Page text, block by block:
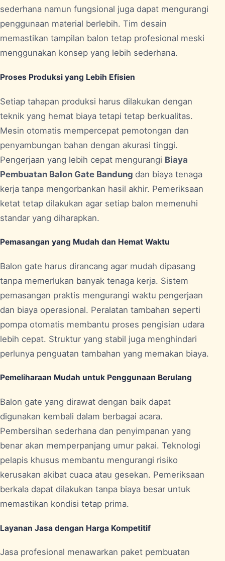
sederhana namun fungsional juga dapat mengurangi
penggunaan material berlebih. Tim desain
memastikan tampilan balon tetap profesional meski
menggunakan konsep yang lebih sederhana.
Proses Produksi yang Lebih Efisien
Setiap tahapan produksi harus dilakukan dengan
teknik yang hemat biaya tetapi tetap berkualitas.
Mesin otomatis mempercepat pemotongan dan
penyambungan bahan dengan akurasi tinggi.
Pengerjaan yang lebih cepat mengurangi Biaya
Pembuatan Balon Gate Bandung dan biaya tenaga
kerja tanpa mengorbankan hasil akhir. Pemeriksaan
ketat tetap dilakukan agar setiap balon memenuhi
standar yang diharapkan.
Pemasangan yang Mudah dan Hemat Waktu
Balon gate harus dirancang agar mudah dipasang
tanpa memerlukan banyak tenaga kerja. Sistem
pemasangan praktis mengurangi waktu pengerjaan
dan biaya operasional. Peralatan tambahan seperti
pompa otomatis membantu proses pengisian udara
lebih cepat. Struktur yang stabil juga menghindari
perlunya penguatan tambahan yang memakan biaya.
Pemeliharaan Mudah untuk Penggunaan Berulang
Balon gate yang dirawat dengan baik dapat
digunakan kembali dalam berbagai acara.
Pembersihan sederhana dan penyimpanan yang
benar akan memperpanjang umur pakai. Teknologi
pelapis khusus membantu mengurangi risiko
kerusakan akibat cuaca atau gesekan. Pemeriksaan
berkala dapat dilakukan tanpa biaya besar untuk
memastikan kondisi tetap prima.
Layanan Jasa dengan Harga Kompetitif
Jasa profesional menawarkan paket pembuatan